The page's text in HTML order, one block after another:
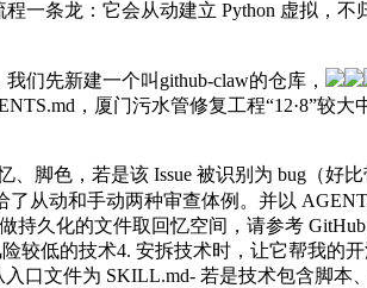
一条龙：它会从动建立 Python 虚拟，不
先新建一个叫github-claw的仓库，
，厦门污水管修复工程“12·8”较大
脚色，若是该 Issue 被识别为 bug（好比
了从动和手动两种审查体例。并以
久化的文件取回忆空间，请参考 GitHub
较低的技术4. 安拆技术时，让它帮我的
入口文件为 SKILL.md- 若是技术包含脚本